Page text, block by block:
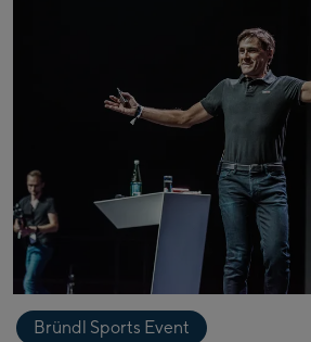
Bründl Sports Event